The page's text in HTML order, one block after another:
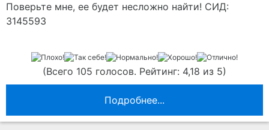
Поверьте мне, ее будет несложно найти! СИД:
3145593
(Всего 105 голосов. Рейтинг: 4,18 из 5)
Подробнее...